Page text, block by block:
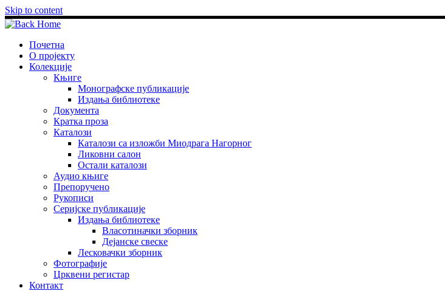
Skip to content
Почетна
О пројекту
Колекције
Књиге
Монографске публикације
Издања библиотеке
Документа
Кратка проза
Каталози
Каталози са изложби Миодрага Нагорног
Ликовни салон
Остали каталози
Аудио књиге
Препоручено
Рукописи
Серијске публикације
Издања библиотеке
Власотиначки зборник
Дејанске свеске
Лесковачки зборник
Фотографије
Црквени регистар
Контакт